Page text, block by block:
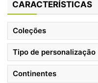
CARACTERÍSTICAS
Coleções
Tipo de personalização
Continentes